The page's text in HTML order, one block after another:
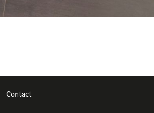
Contact